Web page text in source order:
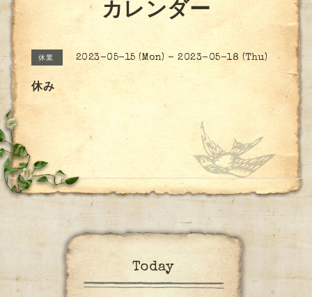
カレンダー
休業 2023-05-15 (Mon) - 2023-05-18 (Thu)
休み
Today